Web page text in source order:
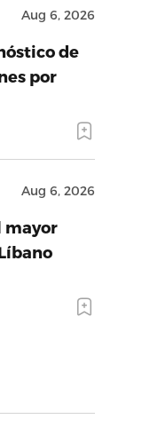
Aug 6, 2026
de
por
Aug 6, 2026
mayor